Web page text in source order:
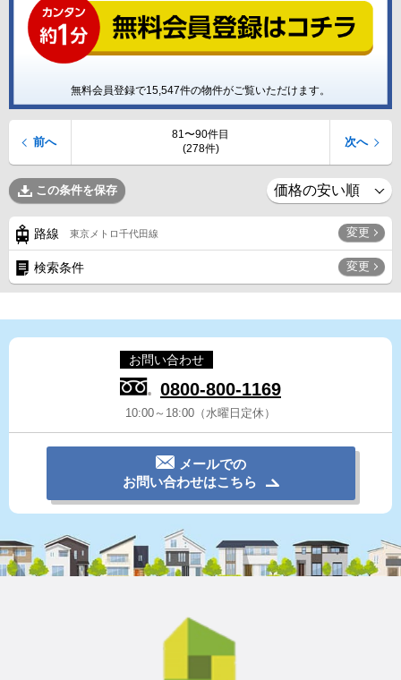
無料会員登録で15,547件の物件がご覧いただけます。
81〜90件目
(278件)
前へ 次へ
この条件を保存
路線 東京メトロ千代田線 変更
検索条件 変更
お問い合わせ
0800-800-1169
10:00～18:00（水曜日定休）
メールでの
お問い合わせはこちら